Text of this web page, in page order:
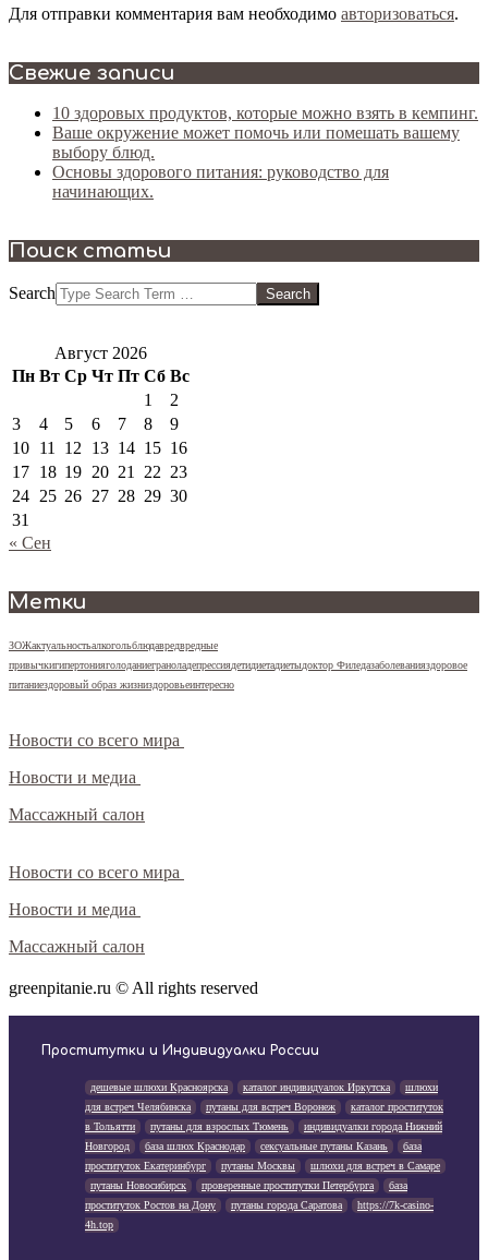
Для отправки комментария вам необходимо авторизоваться.
Свежие записи
10 здоровых продуктов, которые можно взять в кемпинг.
Ваше окружение может помочь или помешать вашему
выбору блюд.
Основы здорового питания: руководство для
начинающих.
Поиск статьи
Search
Август 2026
Пн Вт Ср Чт Пт Сб Вс
1
2
3
4 5 6 7 8
9
10 11 12 13 14 15 16
17 18 19 20 21 22 23
24 25 26 27 28 29 30
31
« Сен
Метки
ЗОЖактуальностьалкогольблюдавредвредные
привычкигипертонияголоданиеграноладепрессиядетидиетадиетыдоктор Филедазаболеванияздоровое
питаниездоровый образ жизниздоровьеинтересно
Новости со всего мира
Новости и медиа
Массажный салон
Новости со всего мира
Новости и медиа
Массажный салон
greenpitanie.ru © All rights reserved
Проститутки и Индивидуалки России
дешевые шлюхи Красноярска каталог индивидуалок Иркутска
шлюхи
для встреч Челябинска
путаны для встреч Воронеж
каталог проституток
в Тольятти
путаны для взрослых Тюмень
индивидуалки города Нижний
Новгород
база шлюх Краснодар сексуальные путаны Казань
база
проституток Екатеринбург
путаны Москвы
шлюхи для встреч в Самаре
путаны Новосибирск
проверенные проститутки Петербурга
база
проституток Ростов на Дону
путаны города Саратова
https://7k-casino-
4h.top